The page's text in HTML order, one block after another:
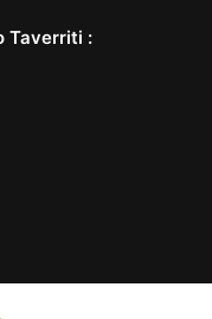
Taverriti :